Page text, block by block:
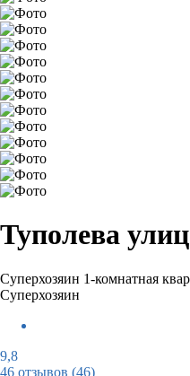
Туполева
Суперхозяин 1-комнатная
Суперхозяин
9,8
46 отзывов (46)